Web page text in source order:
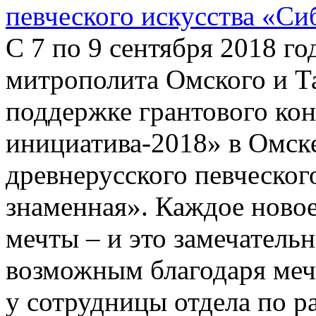
певческого искусства
С 7 по 9 сентября 2018
митрополита Омского и
поддержке грантового
инициатива-2018» в
древнерусского
знаменная». Каждое
мечты – и это
возможным благодаря
у сотрудницы отдела по